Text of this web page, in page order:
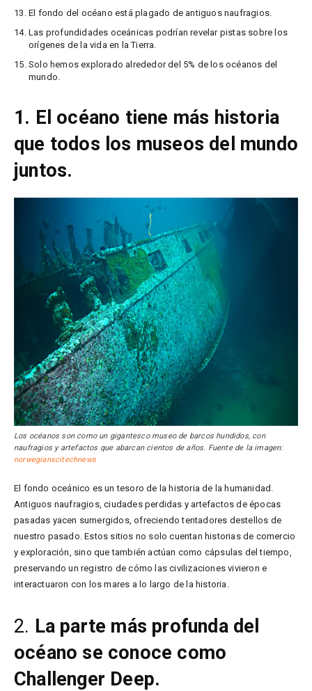
El fondo del océano está plagado de antiguos naufragios.
Las profundidades oceánicas podrían revelar pistas sobre los
orígenes de la vida en la Tierra.
Solo hemos explorado alrededor del 5% de los océanos del
mundo.
1. El océano tiene más historia
que todos los museos del mundo
juntos.
Los océanos son como un gigantesco museo de barcos hundidos, con
naufragios y artefactos que abarcan cientos de años. Fuente de la imagen:
norwegianscitechnews
El fondo oceánico es un tesoro de la historia de la humanidad.
Antiguos naufragios, ciudades perdidas y artefactos de épocas
pasadas yacen sumergidos, ofreciendo tentadores destellos de
nuestro pasado. Estos sitios no solo cuentan historias de comercio
y exploración, sino que también actúan como cápsulas del tiempo,
preservando un registro de cómo las civilizaciones vivieron e
interactuaron con los mares a lo largo de la historia.
2. La parte más profunda del
océano se conoce como
Challenger Deep.